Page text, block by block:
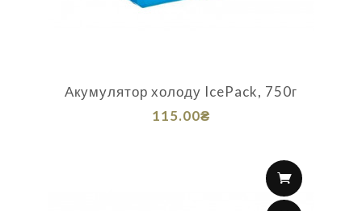
Акумулятор холоду IcePack, 750г
115.00₴